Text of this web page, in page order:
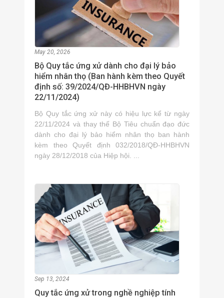
May 20, 2026
Bộ Quy tắc ứng xử dành cho đại lý bảo
hiểm nhân thọ (Ban hành kèm theo Quyết
định số: 39/2024/QĐ-HHBHVN ngày
22/11/2024)
Bộ Quy tắc ứng xử này có hiệu lực kể từ ngày
22/11/2024 và thay thế Bộ Tiêu chuẩn đạo đức
dành cho đại lý bảo hiểm nhân thọ ban hành
kèm theo Quyết định 032/2018/QĐ-HHBHVN
ngày 28/12/2018 của Hiệp hội. ...
Sep 13, 2024
Quy tắc ứng xử trong nghề nghiệp tính